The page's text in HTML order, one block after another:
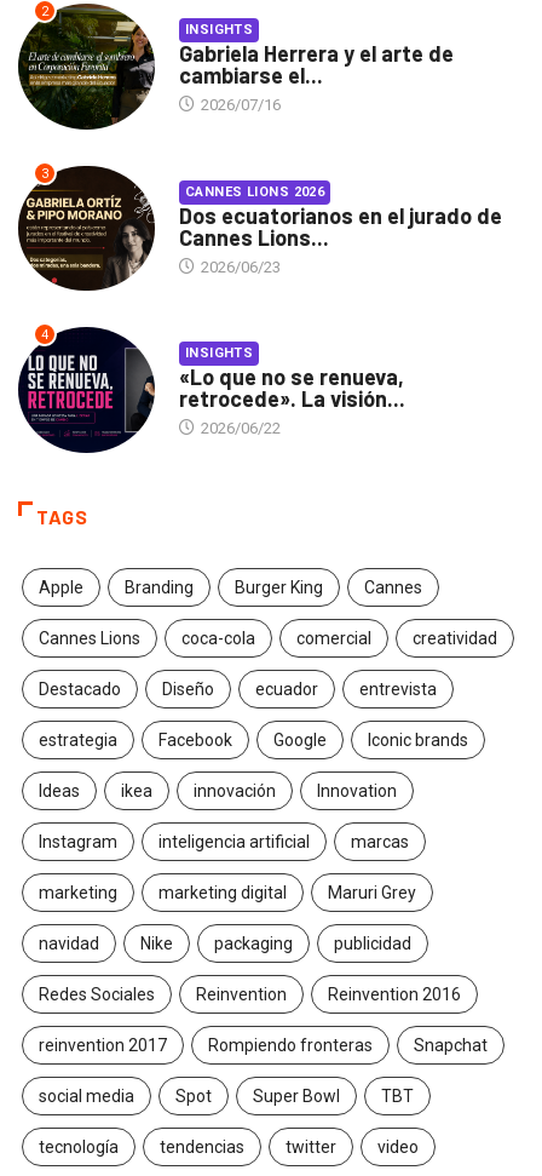
2
INSIGHTS
Gabriela Herrera y el arte de
cambiarse el...
2026/07/16
3
CANNES LIONS 2026
Dos ecuatorianos en el jurado de
Cannes Lions...
2026/06/23
4
INSIGHTS
«Lo que no se renueva,
retrocede». La visión...
2026/06/22
TAGS
Apple Branding Burger King Cannes
Cannes Lions coca-cola comercial creatividad
Destacado Diseño ecuador entrevista
estrategia Facebook Google Iconic brands
Ideas ikea innovación Innovation
Instagram inteligencia artificial marcas
marketing marketing digital Maruri Grey
navidad Nike packaging publicidad
Redes Sociales Reinvention Reinvention 2016
reinvention 2017 Rompiendo fronteras Snapchat
social media Spot Super Bowl TBT
tecnología tendencias twitter video